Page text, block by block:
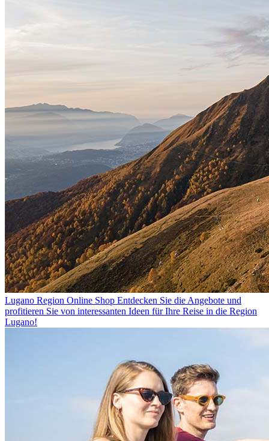
Lugano Region Online Shop Entdecken Sie die Angebote und
profitieren Sie von interessanten Ideen für Ihre Reise in die Region
Lugano!